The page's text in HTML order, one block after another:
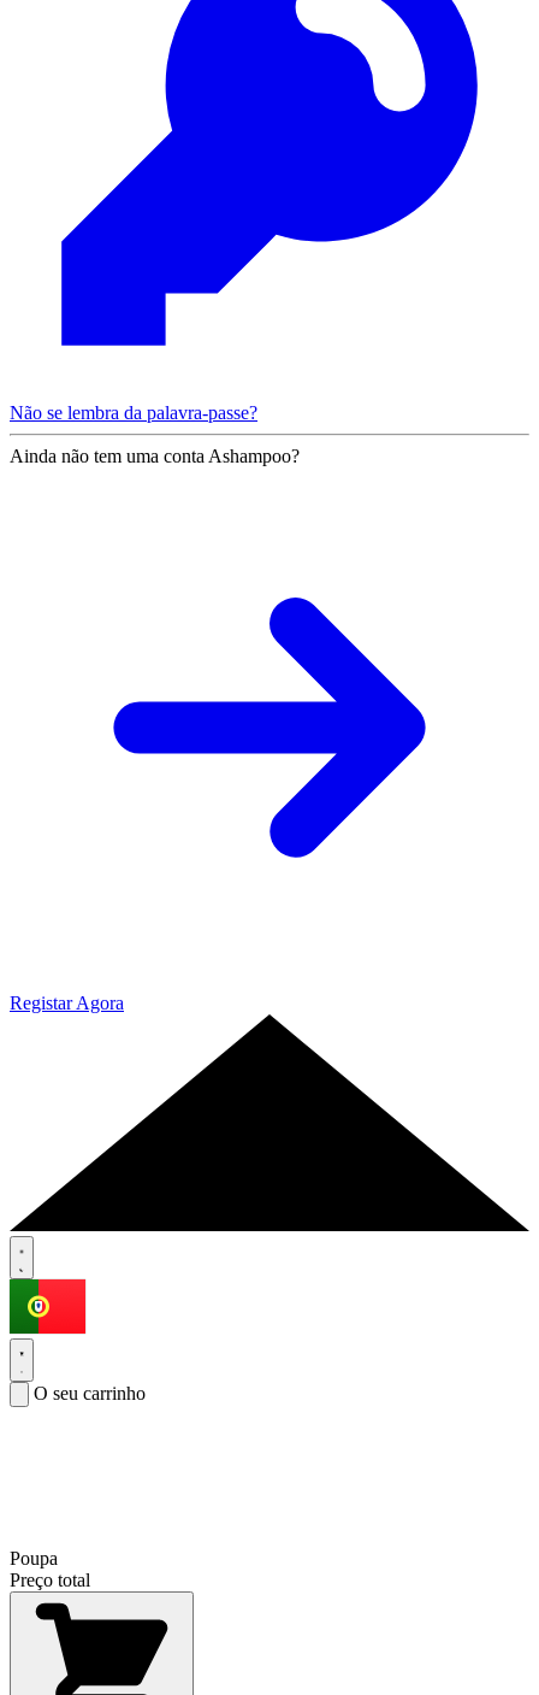
Não se lembra da palavra-passe?
Ainda não tem uma conta Ashampoo?
Registar Agora
O seu carrinho
Poupa
Preço total